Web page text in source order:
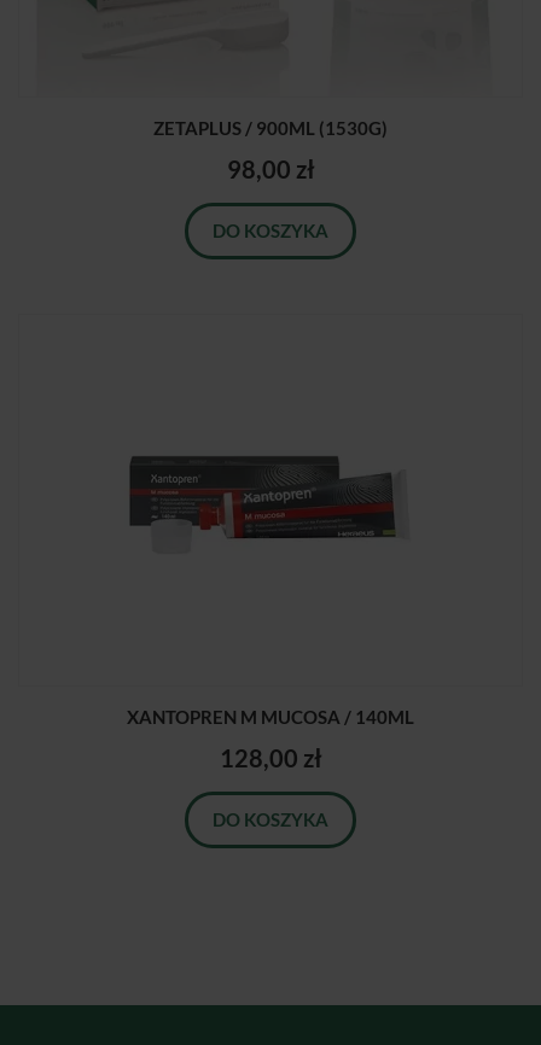
ZETAPLUS / 900ML (1530G)
98,00 zł
DO KOSZYKA
XANTOPREN M MUCOSA / 140ML
128,00 zł
DO KOSZYKA